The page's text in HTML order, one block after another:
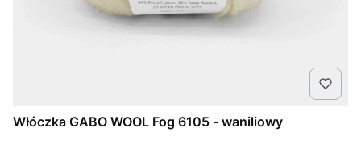
Włóczka GABO WOOL Fog 6105 - waniliowy